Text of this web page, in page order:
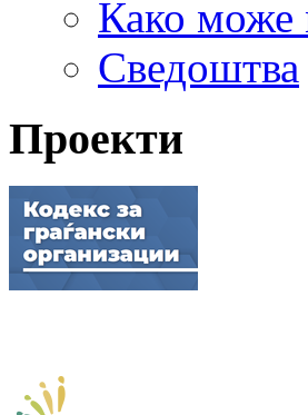
Како може
Сведоштва
Проекти